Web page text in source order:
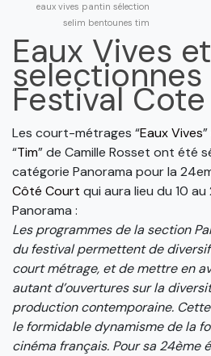
eaux vives pantin sélection
selim bentounes tim
Eaux Vives
selectionnes
Festival
Les court-métrages “Eaux Vives
“Tim” de Camille Rosset ont été
catégorie Panorama pour la
Côté Court qui aura lieu du 10 au
Panorama :
Les programmes de la section
du festival permettent de
court métrage, et de mettre en
autant d’ouvertures sur la
production contemporaine.
le formidable dynamisme de la
cinéma français. Pour sa 24ème